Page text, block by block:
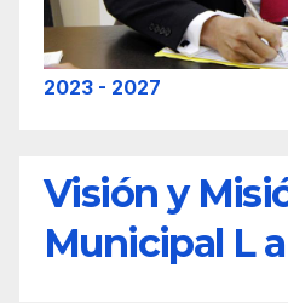
2023 - 2027
Visión y
Municipal L